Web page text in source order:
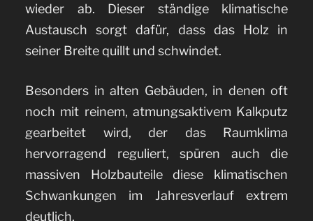
wieder ab. Dieser ständige klimatische
Austausch sorgt dafür, dass das Holz in
seiner Breite quillt und schwindet.
Besonders in alten Gebäuden, in denen oft
noch mit reinem, atmungsaktivem Kalkputz
gearbeitet wird, der das Raumklima
hervorragend reguliert, spüren auch die
massiven Holzbauteile diese klimatischen
Schwankungen im Jahresverlauf extrem
deutlich.